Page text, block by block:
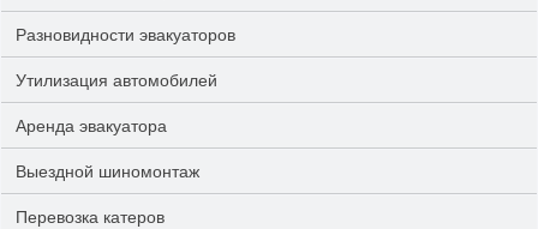
Разновидности эвакуаторов
Утилизация автомобилей
Аренда эвакуатора
Выездной шиномонтаж
Перевозка катеров